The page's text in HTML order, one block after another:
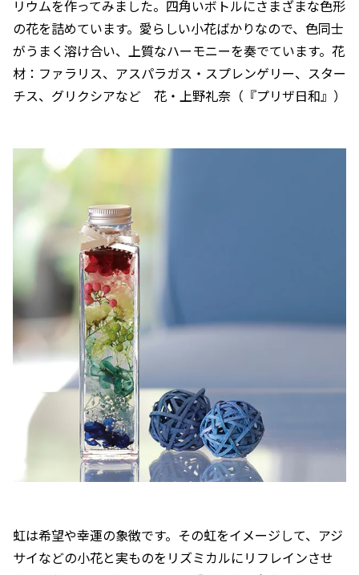
リウムを作ってみました。四角いボトルにさまざまな色形
の花を詰めています。愛らしい小花ばかりなので、色同士
がうまく溶け合い、上質なハーモニーを奏でています。花
材：ファラリス、アスパラガス・スプレンゲリー、スター
チス、グリクシアなど 花・上野礼奈（『プリザ日和』）
虹は希望や幸運の象徴です。その虹をイメージして、アジ
サイなどの小花と実ものをリズミカルにリフレインさせ